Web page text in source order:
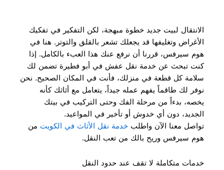
الانتقال لبيت جديد خطوة مبهجة، لكن التفكير في تفكيك
الأغراض وتغليفها قد يجعلك تشعر بالقلق والتوتر. هنا في
هوم سيرفس، قررنا أن نرفع عنك هذا العبء بالكامل. إذا
كنت تبحث عن خدمة نقل عفش في أبو فطيرة تضمن لك
سلامة كل قطعة في منزلك، فأنت في المكان الصحيح. نحن
نوفر لك طاقماً يفهم عمله جيداً، يتعامل مع أثاثك كأنه
يخصه، بدءاً من مرحلة الفك وحتى التركيب في بيتك
الجديد، دون أي خدوش أو تأخير في المواعيد.
تواصل معنا الآن واطلب خدمة نقل الأثاث في الكويت من
هوم سيرفس وريح بالك من تعب النقل.
خدمات متكاملة لا تقف عند حدود النقل